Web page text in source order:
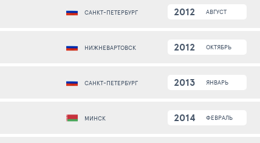
САНКТ-ПЕТЕРБУРГ 2012 АВГУСТ
НИЖНЕВАРТОВСК 2012 ОКТЯБРЬ
САНКТ-ПЕТЕРБУРГ 2013 ЯНВАРЬ
МИНСК 2014 ФЕВРАЛЬ